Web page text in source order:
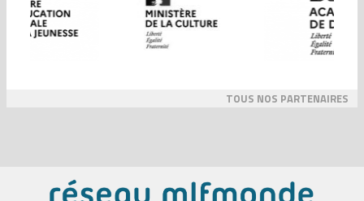
TOUS NOS PARTENAIRES